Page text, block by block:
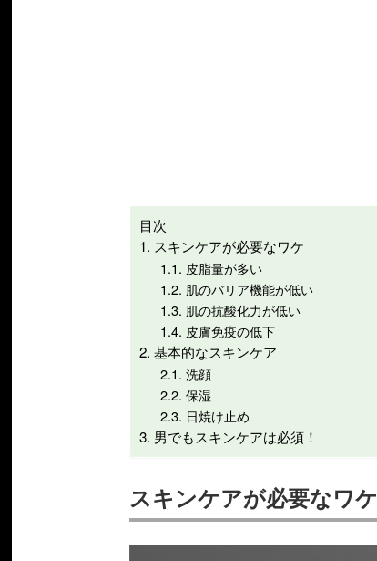
目次
スキンケアが必要なワケ
皮脂量が多い
肌のバリア機能が低い
肌の抗酸化力が低い
皮膚免疫の低下
基本的なスキンケア
洗顔
保湿
日焼け止め
男でもスキンケアは必須！
スキンケアが必要なワケ